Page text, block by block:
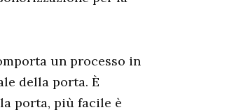
un processo in
della porta. È
porta, più facile è